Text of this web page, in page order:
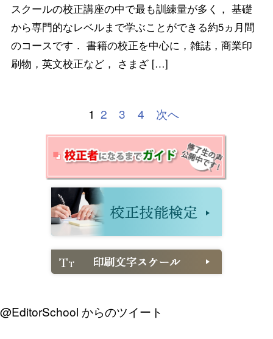
スクールの校正講座の中で最も訓練量が多く， 基礎
から専門的なレベルまで学ぶことができる約5ヵ月間
のコースです． 書籍の校正を中心に，雑誌，商業印
刷物，英文校正など， さまざ […]
1 2 3 4 次へ
@EditorSchool からのツイート